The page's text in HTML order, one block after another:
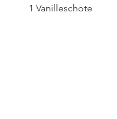
1 Vanilleschote